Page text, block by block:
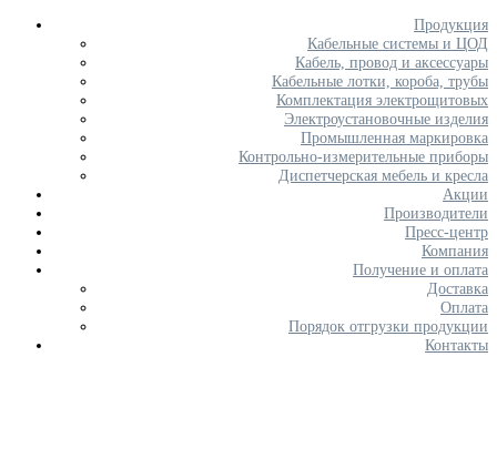
Продукция
Кабельные системы и ЦОД
Кабель, провод и аксессуары
Кабельные лотки, короба, трубы
Комплектация электрощитовых
Электроустановочные изделия
Промышленная маркировка
Контрольно-измерительные приборы
Диспетчерская мебель и кресла
Акции
Производители
Пресс-центр
Компания
Получение и оплата
Доставка
Оплата
Порядок отгрузки продукции
Контакты